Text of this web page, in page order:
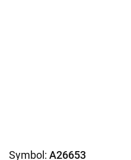
Symbol: A26653